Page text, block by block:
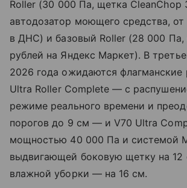
Roller (30 000 Па, щетка CleanChop
автодозатор моющего средства,
в ДНС) и базовый Roller (28 000 Па,
рублей на Яндекс Маркет). В
2026 года ожидаются флагманские
Ultra Roller Complete — с
режиме реального времени и
порогов до 9 см — и V70 Ultra
мощностью 40 000 Па и системой
выдвигающей боковую щетку на 12
влажной уборки — на 16 см.